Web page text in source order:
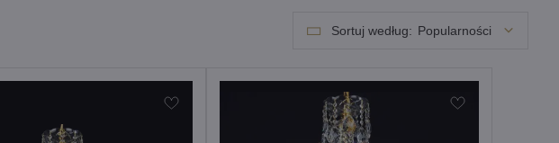
Sortuj według: Popularności